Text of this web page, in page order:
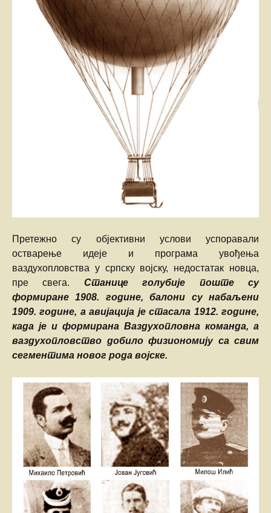
Претежно су објективни услови успоравали
остварење идеје и програма увођења
ваздухопловства у српску војску, недостатак новца,
пре свега. Станице голубије поште су
формиране 1908. године, балони су набаљени
1909. године, а авијација је стасала 1912. године,
када је и формирана Ваздухопловна команда, а
ваздухопловство добило физиономију са свим
сегментима новог рода војске.